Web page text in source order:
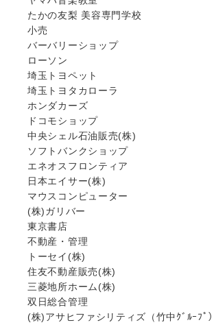
たかの友梨 美容専門学校
小売
バーバリーショップ
ローソン
埼玉トヨペット
埼玉トヨタカローラ
ホンダカーズ
ドコモショップ
中央シェル石油販売(株)
ソフトバンクショップ
エネオスフロンティア
日本エイサー(株)
マウスコンピューター
(株)ガリバー
東京書店
不動産・管理
トーセイ(株)
住友不動産販売(株)
三菱地所ホーム(株)
双日総合管理
(株)アサヒファシリティズ（竹中ｸﾞﾙｰﾌﾟ）